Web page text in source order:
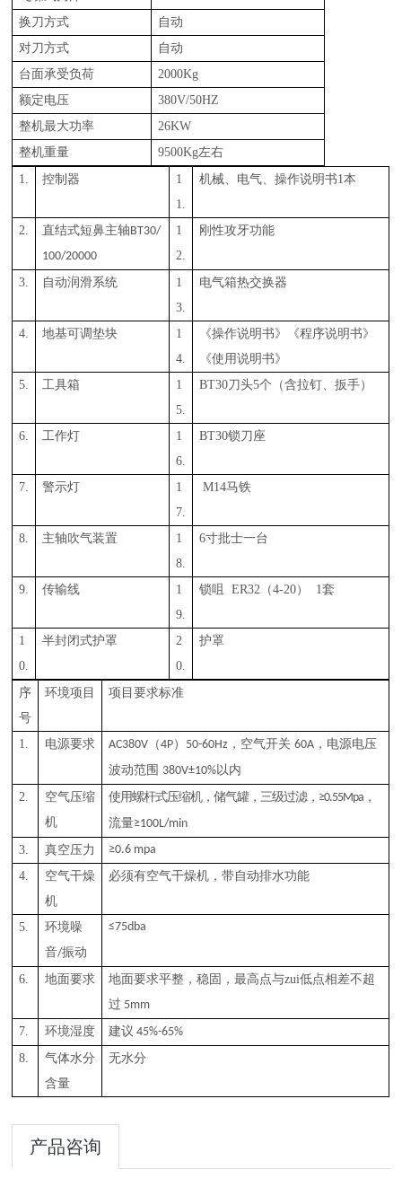
换刀方式
自动
对刀方式
自动
台面承受负荷
2000Kg
额定电压
380V/50HZ
整机最大功率
26KW
整机重量
9500Kg左右
1.
控制器
1
1.
机械、电气、操作说明书1本
2. 直结式短鼻主轴BT30/
100/20000
1
2.
刚性攻牙功能
3. 自动润滑系统
1
3.
电气箱热交换器
4. 地基可调垫块
1
4.
《操作说明书》《程序说明书》
《使用说明书》
5.
工具箱
1
5.
BT30刀头5个（含拉钉、扳手）
6. 工作灯
1
6.
BT30锁刀座
7. 警示灯
1
7.
M14马铁
8. 主轴吹气装置
1
8.
6寸批士一台
9. 传输线
1
9.
锁咀 ER32（4-20） 1套
1
0.
半封闭式护罩
2
0.
护罩
序
号
环境项目 项目要求标准
1. 电源要求 AC380V （4P） 50-60Hz ，空气开关60A ，电源电压
波动范围 380V±10%以内
2.
空气压缩
机
使用螺杆式压缩机，储气罐，三级过滤， ≥0.55Mpa ，
流量≥100L/min
3.
真空压力
≥0.6 mpa
4.
空气干燥
机
必须有空气干燥机，带自动排水功能
5.
环境噪
音/振动
≤75dba
6. 地面要求 地面要求平整，稳固，最高点与zui低点相差不超
过 5mm
7.
环境湿度 建议 45%-65%
8.
气体水分
含量
无水分
产品咨询